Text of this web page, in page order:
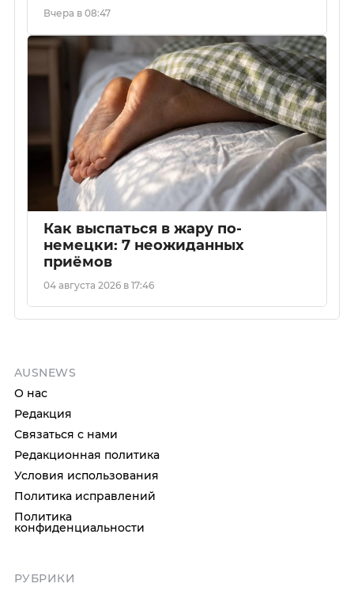
Вчера в 08:47
Как выспаться в жару по-
немецки: 7 неожиданных
приёмов
04 августа 2026 в 17:46
AUSNEWS
О нас
Редакция
Связаться с нами
Редакционная политика
Условия использования
Политика исправлений
Политика
конфиденциальности
РУБРИКИ